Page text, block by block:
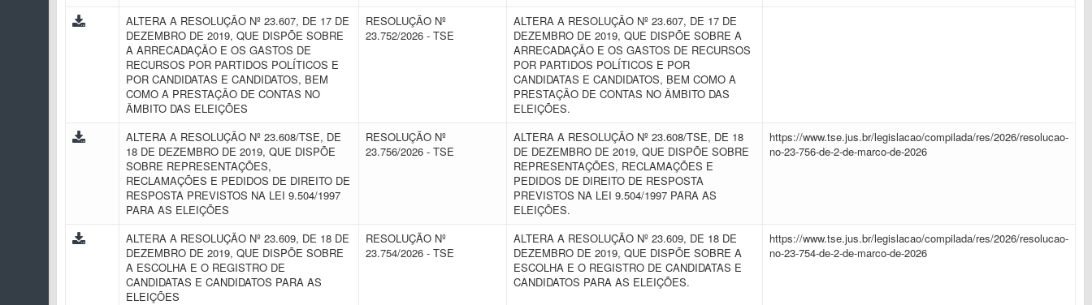
ALTERA A RESOLUÇÃO Nº 23.607, DE 17 DE
DEZEMBRO DE 2019, QUE DISPÕE SOBRE
A ARRECADAÇÃO E OS GASTOS DE
RECURSOS POR PARTIDOS POLÍTICOS E
POR CANDIDATAS E CANDIDATOS, BEM
COMO A PRESTAÇÃO DE CONTAS NO
ÂMBITO DAS ELEIÇÕES
RESOLUÇÃO Nº
23.752/2026 - TSE
ALTERA A RESOLUÇÃO Nº 23.607, DE 17 DE
DEZEMBRO DE 2019, QUE DISPÕE SOBRE A
ARRECADAÇÃO E OS GASTOS DE RECURSOS
POR PARTIDOS POLÍTICOS E POR
CANDIDATAS E CANDIDATOS, BEM COMO A
PRESTAÇÃO DE CONTAS NO ÂMBITO DAS
ELEIÇÕES.
ALTERA A RESOLUÇÃO Nº 23.608/TSE, DE
18 DE DEZEMBRO DE 2019, QUE DISPÕE
SOBRE REPRESENTAÇÕES,
RECLAMAÇÕES E PEDIDOS DE DIREITO DE
RESPOSTA PREVISTOS NA LEI 9.504/1997
PARA AS ELEIÇÕES
RESOLUÇÃO Nº
23.756/2026 - TSE
ALTERA A RESOLUÇÃO Nº 23.608/TSE, DE 18
DE DEZEMBRO DE 2019, QUE DISPÕE SOBRE
REPRESENTAÇÕES, RECLAMAÇÕES E
PEDIDOS DE DIREITO DE RESPOSTA
PREVISTOS NA LEI 9.504/1997 PARA AS
ELEIÇÕES.
https://www.tse.jus.br/legislacao/compilada/res/2026/resolucao-
no-23-756-de-2-de-marco-de-2026
ALTERA A RESOLUÇÃO Nº 23.609, DE 18 DE
DEZEMBRO DE 2019, QUE DISPÕE SOBRE
A ESCOLHA E O REGISTRO DE
CANDIDATAS E CANDIDATOS PARA AS
ELEIÇÕES
RESOLUÇÃO Nº
23.754/2026 - TSE
ALTERA A RESOLUÇÃO Nº 23.609, DE 18 DE
DEZEMBRO DE 2019, QUE DISPÕE SOBRE A
ESCOLHA E O REGISTRO DE CANDIDATAS E
CANDIDATOS PARA AS ELEIÇÕES.
https://www.tse.jus.br/legislacao/compilada/res/2026/resolucao-
no-23-754-de-2-de-marco-de-2026